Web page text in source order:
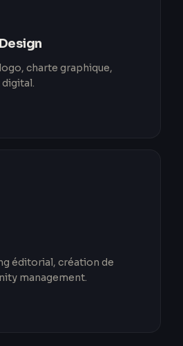
charte graphique,
éditorial, création de
management.